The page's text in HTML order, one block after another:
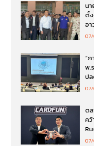
น
ตั้
อา
“
พ.
ป
ต
คว้